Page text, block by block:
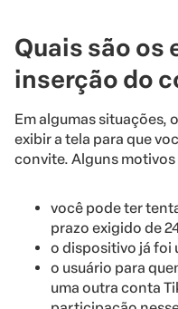
Quais são os
inserção do
Em algumas situações,
exibir a tela para que
convite. Alguns
você pode ter
prazo exigido de
o dispositivo já foi
o usuário para
uma outra conta